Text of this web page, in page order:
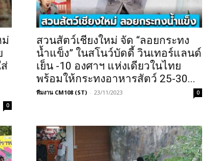
ม่
0
สวนสัตว์เชียงใหม่ จัด “ลอยกระทง
น้ำแข็ง” ในสโนว์บัดดี้ วินเทอร์แลนด์
เย็น -10 องศาฯ แห่งเดียวในไทย
พร้อมให้กระทงอาหารสัตว์ 25-30...
ทีมงาน CM108 (ST) - 23/11/2023 0